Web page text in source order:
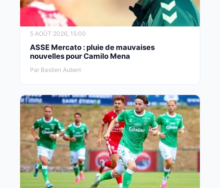
5 AOÛT 2026, 15:00
ASSE Mercato : pluie de mauvaises
nouvelles pour Camilo Mena
Par Bastien Aubert